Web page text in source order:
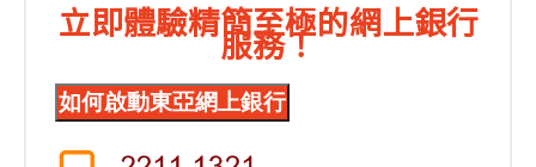
立即體驗精簡至極的網上銀行
服務！
如何啟動東亞網上銀行